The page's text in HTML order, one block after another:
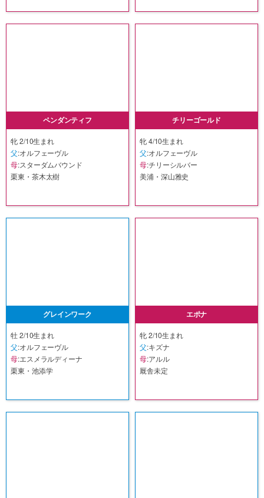
ペンダンティフ
牝 2/10生まれ
父:オルフェーヴル
母:スターダムバウンド
栗東・茶木太樹
チリーゴールド
牝 4/10生まれ
父:オルフェーヴル
母:チリーシルバー
美浦・深山雅史
グレインワーク
牡 2/10生まれ
父:オルフェーヴル
母:エスメラルディーナ
栗東・池添学
エポナ
牝 2/10生まれ
父:キズナ
母:アルル
厩舎未定